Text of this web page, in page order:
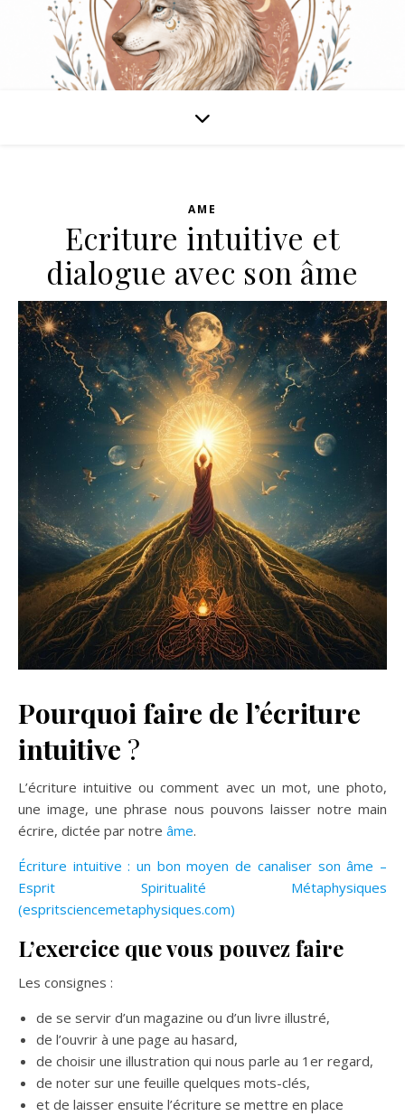
AME
Ecriture intuitive et
dialogue avec son âme
Pourquoi faire de l’écriture
intuitive ?
L’écriture intuitive ou comment avec un mot, une photo,
une image, une phrase nous pouvons laisser notre main
écrire, dictée par notre âme.
Écriture intuitive : un bon moyen de canaliser son âme –
Esprit Spiritualité Métaphysiques
(espritsciencemetaphysiques.com)
L’exercice que vous pouvez faire
Les consignes :
de se servir d’un magazine ou d’un livre illustré,
de l’ouvrir à une page au hasard,
de choisir une illustration qui nous parle au 1er regard,
de noter sur une feuille quelques mots-clés,
et de laisser ensuite l’écriture se mettre en place